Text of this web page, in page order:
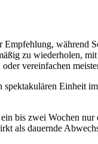
zu wiederholen,
vereinfachen
Einheit
bis zwei Wochen
als dauernde